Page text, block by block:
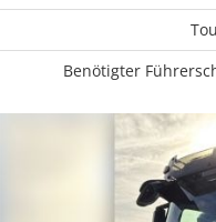
Benötigter